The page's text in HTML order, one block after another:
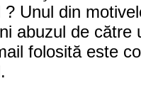
? Unul din
abuzul de către
folosită este